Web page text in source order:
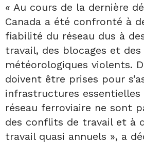
« Au cours de la dernière
Canada a été confronté à
fiabilité du réseau dus à
travail, des blocages et des
météorologiques violents.
doivent être prises pour
infrastructures essentielles
réseau ferroviaire ne sont
des conflits de travail et à
travail quasi annuels », a